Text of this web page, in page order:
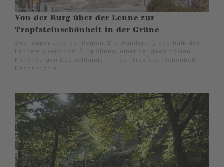
Von der Burg über der Lenne zur
Tropfsteinschönheit in der Grüne
Zwei Superlative der Region: Die Wanderung oberhalb des
Lennetals verbindet Burg Altena, einer der gewaltigsten
Höhenburgen Deutschlands, mit der Tropfsteinschönheit
Dechenhöhle.